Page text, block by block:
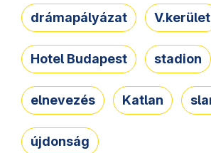
drámapályázat V.kerület
Hotel Budapest stadion
elnevezés Katlan
újdonság